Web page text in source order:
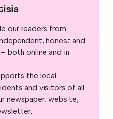
our readers from
honest and
both online and in
the local
and visitors of all
newspaper, website,